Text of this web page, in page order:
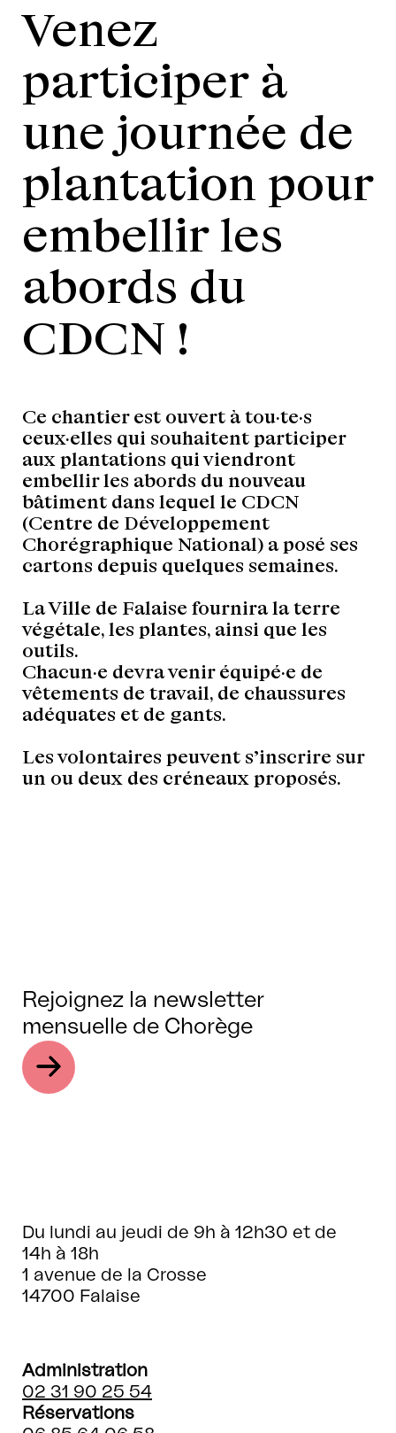
Venez
participer à
une journée de
plantation pour
embellir les
abords du
CDCN !
Ce chantier est ouvert à tou·te·s
ceux·elles qui souhaitent participer
aux plantations qui viendront
embellir les abords du nouveau
bâtiment dans lequel le CDCN
(Centre de Développement
Chorégraphique National) a posé ses
cartons depuis quelques semaines.
La Ville de Falaise fournira la terre
végétale, les plantes, ainsi que les
outils.
Chacun·e devra venir équipé·e de
vêtements de travail, de chaussures
adéquates et de gants.
Les volontaires peuvent s’inscrire sur
un ou deux des créneaux proposés.
Rejoignez la newsletter
mensuelle de Chorège
Du lundi au jeudi de 9h à 12h30 et de
14h à 18h
1 avenue de la Crosse
14700 Falaise
Administration
02 31 90 25 54
Réservations